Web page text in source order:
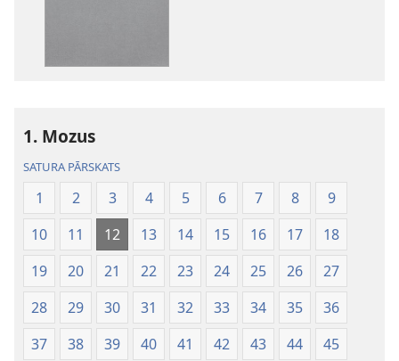
1. Mozus
SATURA PĀRSKATS
1 2 3 4 5 6 7 8
9
10
11 12 13 14 15 16 17
18
19
20 21 22 23 24 25 26
27
28
29 30 31 32 33 34 35
36
37
38 39 40 41 42 43 44
45